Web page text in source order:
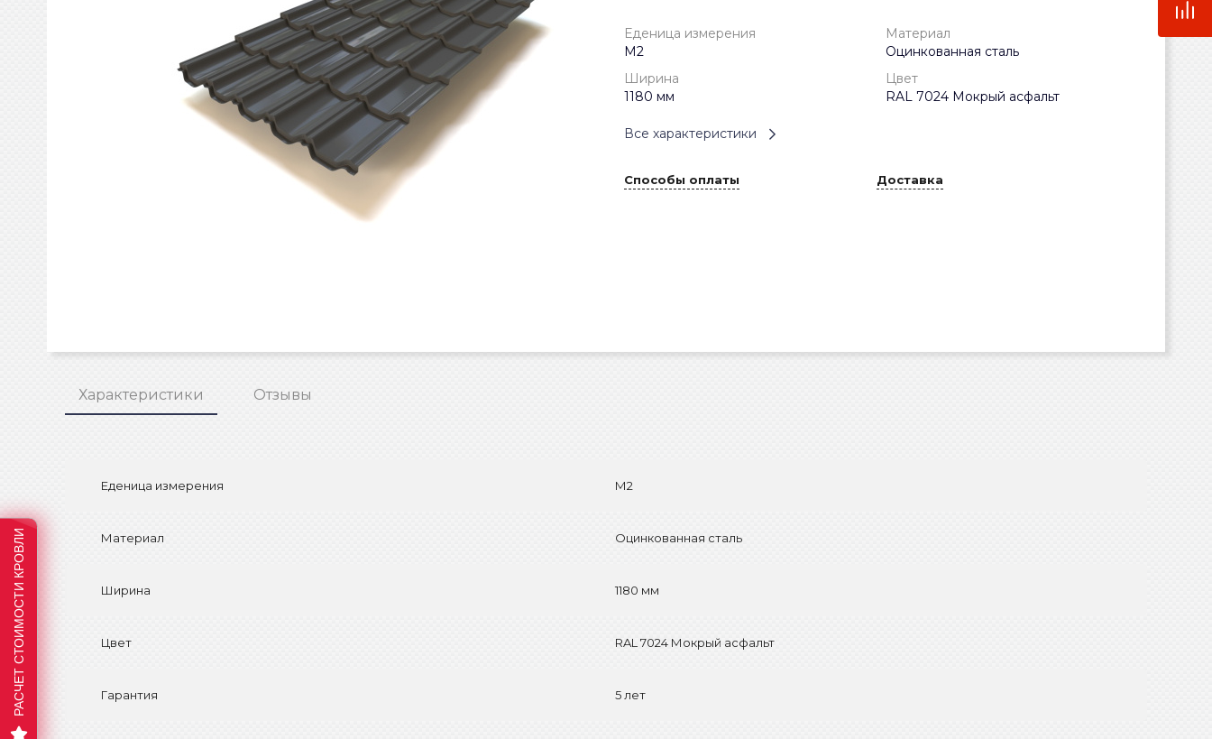
Еденица измерения
М2
Материал
Оцинкованная сталь
Ширина
1180 мм
Цвет
RAL 7024 Мокрый асфальт
Все характеристики
Способы оплаты Доставка
Характеристики Отзывы
Еденица измерения М2
Материал Оцинкованная сталь
Ширина 1180 мм
Цвет RAL 7024 Мокрый асфальт
Гарантия 5 лет
РАСЧЕТ СТОИМОСТИ КРОВЛИ